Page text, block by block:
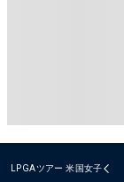
LPGAツアー 米国女子